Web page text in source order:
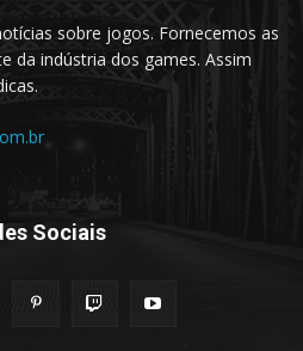
sobre jogos. Fornecemos as
da indústria dos games. Assim
Sociais